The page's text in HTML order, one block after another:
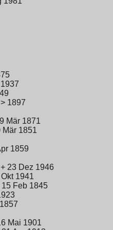
1897
Mär 1871
Mär 1851
1859
23 Dez 1946
1941
Feb 1845
Mai 1901